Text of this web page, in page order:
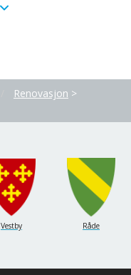
Renovasjon >
Vestby Råde